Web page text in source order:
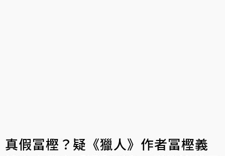
真假冨樫？疑《獵人》作者冨樫義